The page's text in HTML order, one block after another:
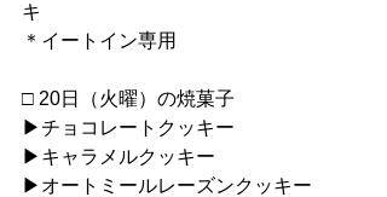
キ
＊イートイン専用
□ 20日（火曜）の焼菓子
▶︎チョコレートクッキー
▶︎キャラメルクッキー
▶︎オートミールレーズンクッキー